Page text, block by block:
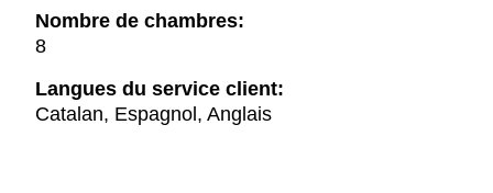
Nombre de chambres:
8
Langues du service client:
Catalan, Espagnol, Anglais